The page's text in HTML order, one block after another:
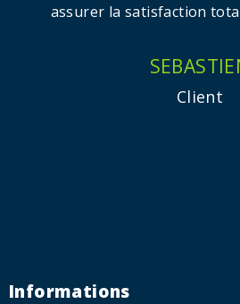
assurer la satisfaction
Client
Informations